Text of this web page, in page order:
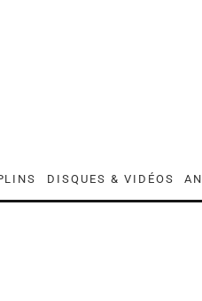
DISQUES & VIDÉOS